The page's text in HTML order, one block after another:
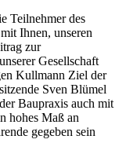
Teilnehmer des
Ihnen, unseren
zur
Gesellschaft
Kullmann Ziel der
Sven Blümel
Baupraxis auch mit
hohes Maß an
gegeben sein